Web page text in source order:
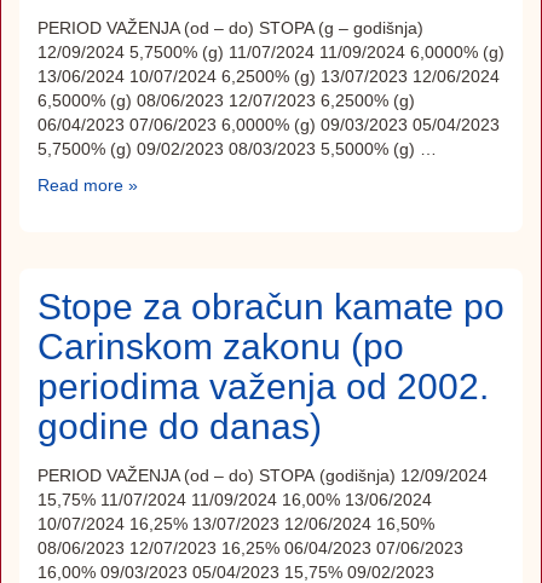
PERIOD VAŽENJA (od – do) STOPA (g – godišnja)
12/09/2024 5,7500% (g) 11/07/2024 11/09/2024 6,0000% (g)
13/06/2024 10/07/2024 6,2500% (g) 13/07/2023 12/06/2024
6,5000% (g) 08/06/2023 12/07/2023 6,2500% (g)
06/04/2023 07/06/2023 6,0000% (g) 09/03/2023 05/04/2023
5,7500% (g) 09/02/2023 08/03/2023 5,5000% (g) …
Read more »
Stope za obračun kamate po
Carinskom zakonu (po
periodima važenja od 2002.
godine do danas)
PERIOD VAŽENJA (od – do) STOPA (godišnja) 12/09/2024
15,75% 11/07/2024 11/09/2024 16,00% 13/06/2024
10/07/2024 16,25% 13/07/2023 12/06/2024 16,50%
08/06/2023 12/07/2023 16,25% 06/04/2023 07/06/2023
16,00% 09/03/2023 05/04/2023 15,75% 09/02/2023